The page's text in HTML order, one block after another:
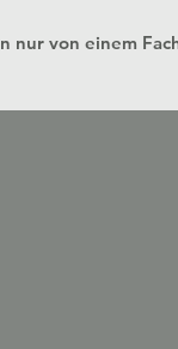
nur von einem